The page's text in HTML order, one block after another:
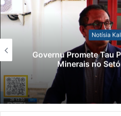
Notísia
Governu Promete Tau
Minerais no